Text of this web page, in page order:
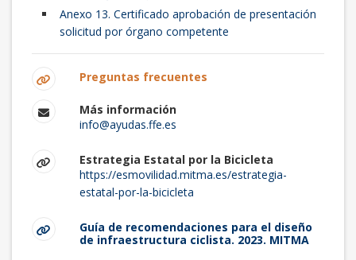
Anexo 13. Certificado aprobación de presentación
solicitud por órgano competente
Preguntas frecuentes
Más información
info@ayudas.ffe.es
Estrategia Estatal por la Bicicleta
https://esmovilidad.mitma.es/estrategia-
estatal-por-la-bicicleta
Guía de recomendaciones para el diseño
de infraestructura ciclista. 2023. MITMA